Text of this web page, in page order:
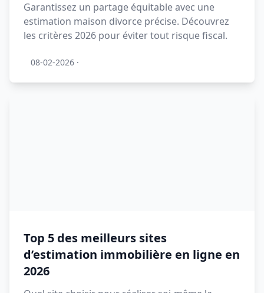
Garantissez un partage équitable avec une
estimation maison divorce précise. Découvrez
les critères 2026 pour éviter tout risque fiscal.
08-02-2026 ·
Top 5 des meilleurs sites
d’estimation immobilière en ligne en
2026